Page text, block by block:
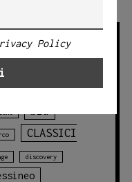
animali
CLASSICI
discovery
Policy